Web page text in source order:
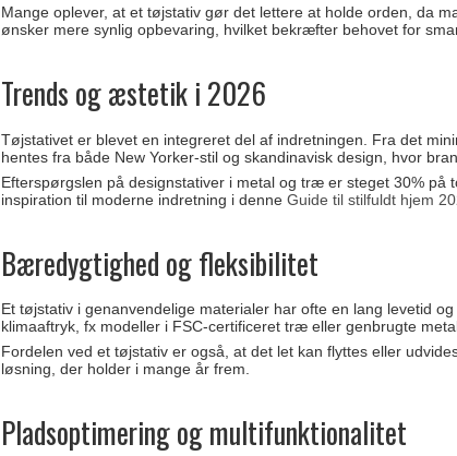
Mange oplever, at et tøjstativ gør det lettere at holde orden, da
ønsker mere synlig opbevaring, hvilket bekræfter behovet for
Trends og æstetik i 2026
Tøjstativet er blevet en integreret del af indretningen. Fra det
hentes fra både New Yorker-stil og skandinavisk design, hvor
Efterspørgslen på designstativer i metal og træ er steget 30%
inspiration til moderne indretning i denneGuide til stilfuldt hjem
Bæredygtighed og fleksibilitet
Et tøjstativ i genanvendelige materialer har ofte en lang levetid
klimaaftryk, fx modeller i FSC-certificeret træ eller genbrugte
Fordelen ved et tøjstativ er også, at det let kan flyttes eller
løsning, der holder i mange år frem.
Pladsoptimering og multifunktionalitet